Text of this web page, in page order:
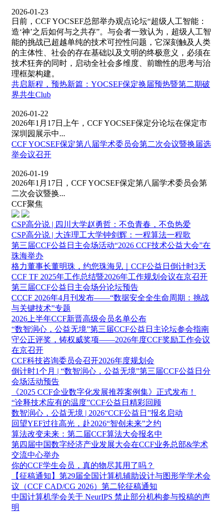
2026-01-23
日前，CCF YOCSEF总部举办观点论坛“超级人工智能：
造‘神’之后如何与之共存”。与会者一致认为，超级人工智
能的挑战已超越单纯的技术可控性问题，它深刻触及人类
的主体性、社会的存在基础以及文明的终极意义，必须在
技术狂奔的同时，启动全社会多维度、前瞻性的思考与治
理框架构建。
共启新程，预热新篇：YOCSEF保定换届预热暨第二期破
界共生Club
2026-01-22
2026年1月17日上午，CCF YOCSEF保定分论坛在保定市
深圳园展示中...
CCF YOCSEF保定第八届学术委员会第二次会议暨换届选
举会议召开
2026-01-19
2026年1月17日，CCF YOCSEF保定第八届学术委员会第
二次会议暨换...
CCF聚焦
CSP高分说 | 四川大学赵勇哲：不负青春，不负热爱
CSP高分说 | 大连理工大学钟剑辉：一程算法一程歌
第三届CCF公益日主会场活动“2026 CCF技术公益大会”在
珠海举办
格力董事长董明珠，约您珠海见｜CCF公益日倒计时3天
CCF TF 2025年工作总结暨2026年工作规划会议在京召开
第三届CCF公益日主会场分论坛预告
CCCF 2026年4月刊发布——“数据安全全生命周期：挑战
与关键技术”专题
2026上半年CCF新晋高级会员名单公布
“数智润心，公益无境”第三届CCF公益日主论坛参会指南
守公正评奖，铸权威奖项——2026年度CCF奖励工作会议
在京召开
CCF科技咨询委员会召开2026年度规划会
倒计时1个月 | “数智润心，公益无境”第三届CCF公益日分
会场活动预告
《2025 CCF企业数字化发展推荐案例集》正式发布！
“诠释技术应有的温度”CCF公益日精彩回顾
数智润心，公益无境 | 2026“CCF公益日”报名启动
回望YEF过往高光，赴2026“智创未来”之约
算法改变未来：第二届CCF算法大会报名中
第四届中国数字经济产业发展大会在CCF业务总部&学术
交流中心举办
你的CCF学生会员，真的物尽其用了吗？
【征稿通知】第29届全国计算机辅助设计与图形学学术会
议（CCF CAD/CG 2026）第二轮征稿通知
中国计算机学会关于 NeurIPS 禁止部分机构参与投稿的声
明